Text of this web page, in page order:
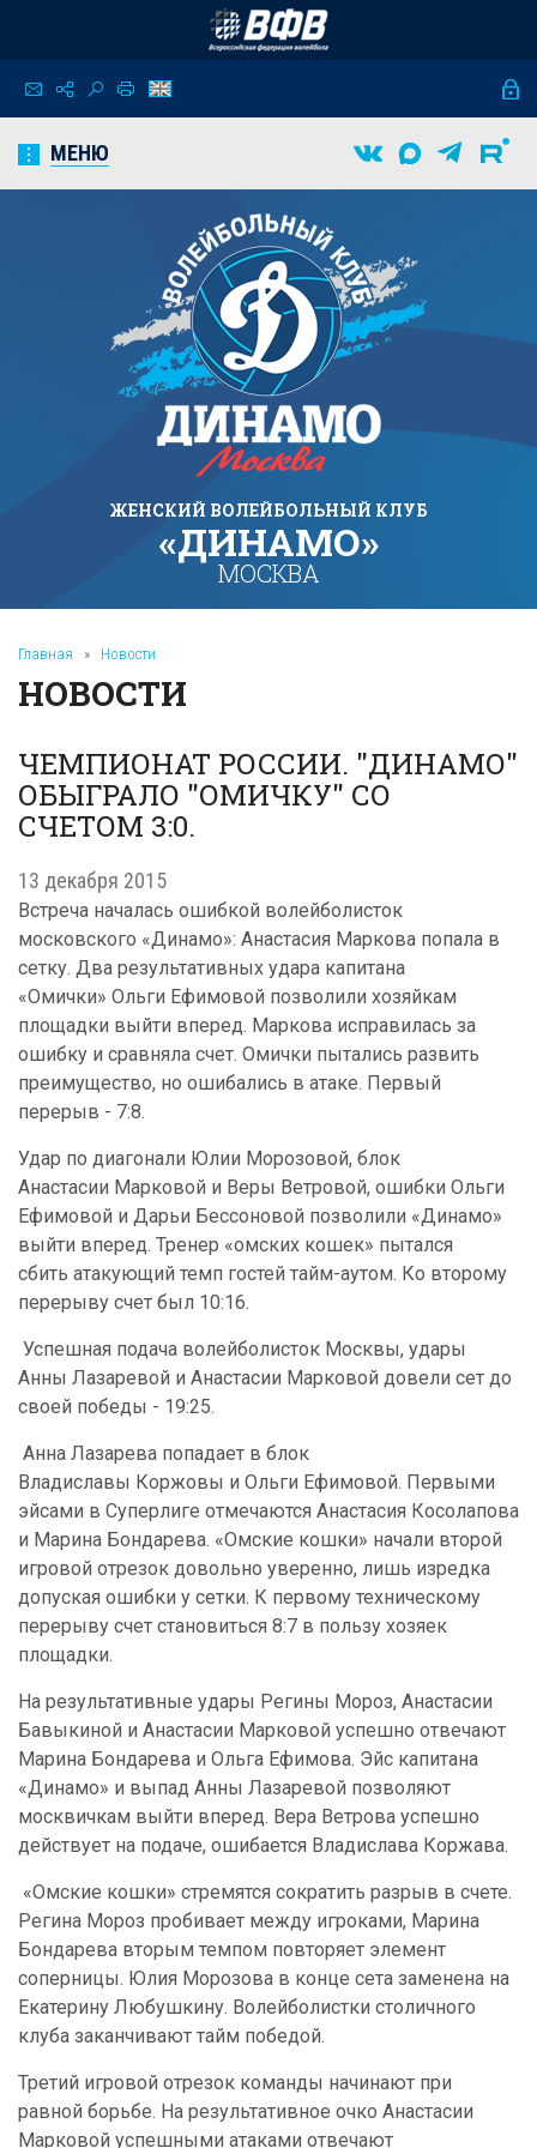
МЕНЮ
ЖЕНСКИЙ ВОЛЕЙБОЛЬНЫЙ КЛУБ
«ДИНАМО»
МОСКВА
Главная » Новости
НОВОСТИ
ЧЕМПИОНАТ РОССИИ. "ДИНАМО"
ОБЫГРАЛО "ОМИЧКУ" СО
СЧЕТОМ 3:0.
13 декабря 2015
Встреча началась ошибкой волейболисток
московского «Динамо»: Анастасия Маркова попала в
сетку. Два результативных удара капитана
«Омички» Ольги Ефимовой позволили хозяйкам
площадки выйти вперед. Маркова исправилась за
ошибку и сравняла счет. Омички пытались развить
преимущество, но ошибались в атаке. Первый
перерыв - 7:8.
Удар по диагонали Юлии Морозовой, блок
Анастасии Марковой и Веры Ветровой, ошибки Ольги
Ефимовой и Дарьи Бессоновой позволили «Динамо»
выйти вперед. Тренер «омских кошек» пытался
сбить атакующий темп гостей тайм-аутом. Ко второму
перерыву счет был 10:16.
Успешная подача волейболисток Москвы, удары
Анны Лазаревой и Анастасии Марковой довели сет до
своей победы - 19:25.
Анна Лазарева попадает в блок
Владиславы Коржовы и Ольги Ефимовой. Первыми
эйсами в Суперлиге отмечаются Анастасия Косолапова
и Марина Бондарева. «Омские кошки» начали второй
игровой отрезок довольно уверенно, лишь изредка
допуская ошибки у сетки. К первому техническому
перерыву счет становиться 8:7 в пользу хозяек
площадки.
На результативные удары Регины Мороз, Анастасии
Бавыкиной и Анастасии Марковой успешно отвечают
Марина Бондарева и Ольга Ефимова. Эйс капитана
«Динамо» и выпад Анны Лазаревой позволяют
москвичкам выйти вперед. Вера Ветрова успешно
действует на подаче, ошибается Владислава Коржава.
«Омские кошки» стремятся сократить разрыв в счете.
Регина Мороз пробивает между игроками, Марина
Бондарева вторым темпом повторяет элемент
соперницы. Юлия Морозова в конце сета заменена на
Екатерину Любушкину. Волейболистки столичного
клуба заканчивают тайм победой.
Третий игровой отрезок команды начинают при
равной борьбе. На результативное очко Анастасии
Марковой успешными атаками отвечают